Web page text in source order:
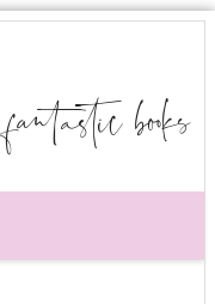
books